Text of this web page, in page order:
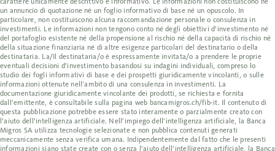
un annuncio di quotazione né un foglio informativo di base né un opuscolo. In
particolare, non costituiscono alcuna raccomandazione personale o consulenza in
investimenti. Le informazioni non tengono conto né degli obiettivi d’investimento né
del portafoglio esistente né della propensione al rischio né della capacità di rischio né
della situazione finanziaria né di altre esigenze particolari del destinatario o della
destinataria. La/Il destinataria/o è espressamente invitata/o a prendere le proprie
eventuali decisioni d’investimento basandosi su indagini individuali, compreso lo
studio dei fogli informativi di base e dei prospetti giuridicamente vincolanti, o sulle
informazioni ottenute nell’ambito di una consulenza in investimenti. La
documentazione giuridicamente vincolante dei prodotti, se richiesta e fornita
dall’emittente, è consultabile sulla pagina web bancamigros.ch/fib-it. Il contenuto di
questa pubblicazione potrebbe essere stato interamente o parzialmente creato con
l’aiuto dell’intelligenza artificiale. Nell’impiego dell’intelligenza artificiale, la Banca
Migros SA utilizza tecnologie selezionate e non pubblica contenuti generati
meccanicamente senza verifica umana. Indipendentemente dal fatto che le presenti
informazioni siano state create con o senza l’aiuto dell’intelligenza artificiale, la Banca